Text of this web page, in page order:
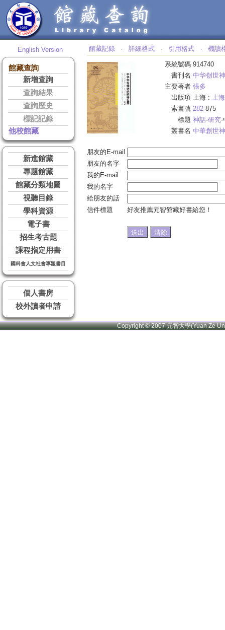
English Version
館藏查詢
新增查詢
查詢結果
查詢歷史
標記記錄
他校館藏
新進館藏
專題館藏
館藏分類地圖
視聽目錄
學科資源
電子書
招生考古題
課程指定用書
國科會人文社會專題書目
個人書房
校外讀者申請
館藏記錄 ‧ 詳細格式 ‧ 引用格式 ‧ 機讀
系統號碼 914740
書刊名 中华创世
主要著者 張多
出版項 上海 : 上
索書號 282 875
標題 神話-研究-
叢書名 中華創世
朋友的E-mail
朋友的名字
我的E-mail
我的名字
給朋友的話
信件標題
好友推薦元智館藏好書給您！
Copyright © 2007 元智大學(Yuan Ze